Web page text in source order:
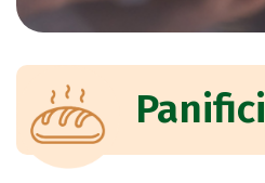
Panifici